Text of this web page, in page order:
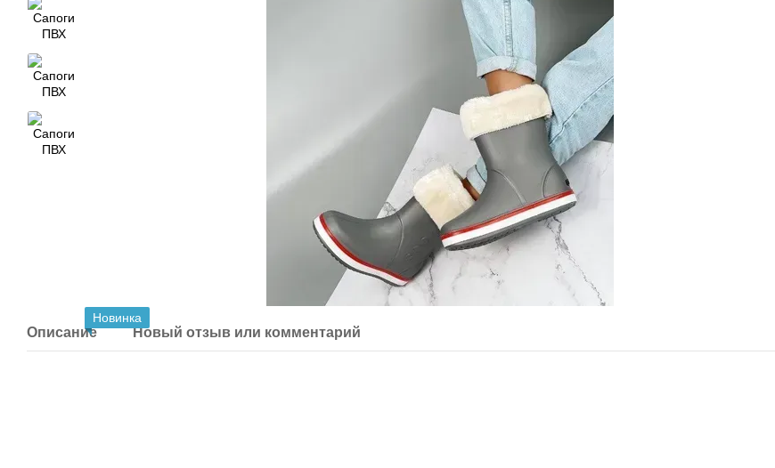
Новинка
Описание Новый отзыв или комментарий